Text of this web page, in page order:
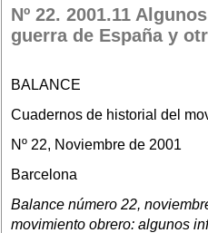
Nº 22. 2001.11
guerra de España y
BALANCE
Cuadernos de historial del
Nº 22, Noviembre de 2001
Barcelona
Balance número 22,
movimiento obrero: algunos